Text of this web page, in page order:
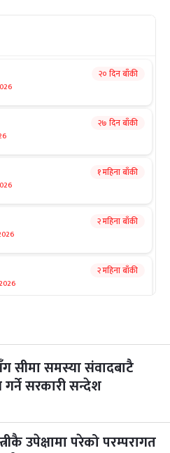
२० दिन बाँकी
२७ दिन बाँकी
१ महिना बाँकी
२ महिना बाँकी
२ महिना बाँकी
२ महिना बाँकी
2026
सीमा समस्या संवादबाटै
सरकारी सन्देश
उपेक्षामा परेको परम्परागत